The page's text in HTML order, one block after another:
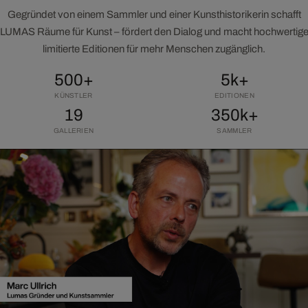
Gegründet von einem Sammler und einer Kunsthistorikerin schafft
LUMAS Räume für Kunst – fördert den Dialog und macht hochwertige
limitierte Editionen für mehr Menschen zugänglich.
500+
KÜNSTLER
5k+
EDITIONEN
19
GALLERIEN
350k+
SAMMLER